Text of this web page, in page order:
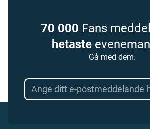
70 000 Fans
hetaste
Gå med dem.